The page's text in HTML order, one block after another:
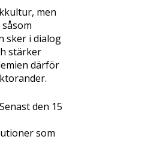
men
sker i dialog
stärker
därför
den 15
som